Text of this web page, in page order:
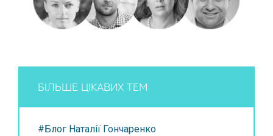
БІЛЬШЕ ЦІКАВИХ ТЕМ
#Блог Наталії Гончаренко